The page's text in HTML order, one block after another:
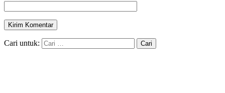
Cari untuk: